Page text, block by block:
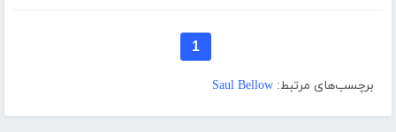
1
برچسب‌های مرتبط: Saul Bellow